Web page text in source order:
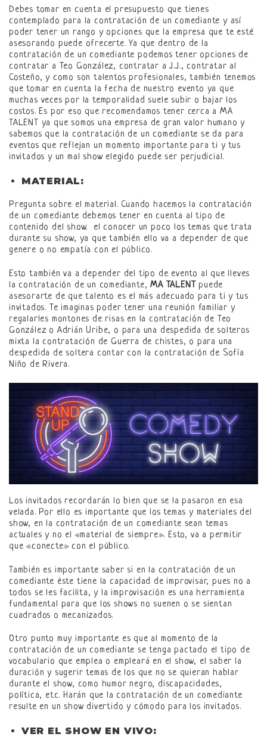
Debes tomar en cuenta el presupuesto que tienes
contemplado para la contratación de un comediante y así
poder tener un rango y opciones que la empresa que te esté
asesorando puede ofrecerte. Ya que dentro de la
contratación de un comediante podemos tener opciones de
contratar a Teo González, contratar a J.J., contratar al
Costeño, y como son talentos profesionales, también tenemos
que tomar en cuenta la fecha de nuestro evento ya que
muchas veces por la temporalidad suele subir o bajar los
costos. Es por eso que recomendamos tener cerca a MA
TALENT ya que somos una empresa de gran valor humano y
sabemos que la contratación de un comediante se da para
eventos que reflejan un momento importante para ti y tus
invitados y un mal show elegido puede ser perjudicial.
MATERIAL:
Pregunta sobre el material. Cuando hacemos la contratación
de un comediante debemos tener en cuenta al tipo de
contenido del show. el conocer un poco los temas que trata
durante su show, ya que también ello va a depender de que
genere o no empatía con el público.
Esto también va a depender del tipo de evento al que lleves
la contratación de un comediante,MA TALENT puede
asesorarte de que talento es el más adecuado para ti y tus
invitados. Te imaginas poder tener una reunión familiar y
regalarles montones de risas en la contratación de Teo
González o Adrián Uribe, o para una despedida de solteros
mixta la contratación de Guerra de chistes, o para una
despedida de soltera contar con la contratación de Sofía
Niño de Rivera.
Los invitados recordarán lo bien que se la pasaron en esa
velada. Por ello es importante que los temas y materiales del
show, en la contratación de un comediante sean temas
actuales y no el «material de siempre». Esto, va a permitir
que «conecte» con el público.
También es importante saber si en la contratación de un
comediante éste tiene la capacidad de improvisar, pues no a
todos se les facilita, y la improvisación es una herramienta
fundamental para que los shows no suenen o se sientan
cuadrados o mecanizados.
Otro punto muy importante es que al momento de la
contratación de un comediante se tenga pactado el tipo de
vocabulario que emplea o empleará en el show, el saber la
duración y sugerir temas de los que no se quieran hablar
durante el show, como humor negro, discapacidades,
política, etc. Harán que la contratación de un comediante
resulte en un show divertido y cómodo para los invitados.
VER EL SHOW EN VIVO: